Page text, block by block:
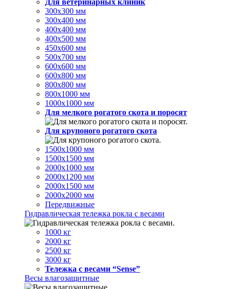
Для ветеринарных клиник
300х300 мм
300х400 мм
400х400 мм
400х500 мм
450х600 мм
500х700 мм
600х600 мм
600х800 мм
800х800 мм
800х1000 мм
1000х1000 мм
Для мелкого рогатого скота и поросят
Для крупоного рогатого скота
1500х1000 мм
1500х1500 мм
2000х1000 мм
2000х1200 мм
2000х1500 мм
2000х2000 мм
Передвижные
Гидравлическая тележка рокла с весами
1000 кг
2000 кг
2500 кг
3000 кг
Тележка с весами “Sense”
Весы влагозащитные